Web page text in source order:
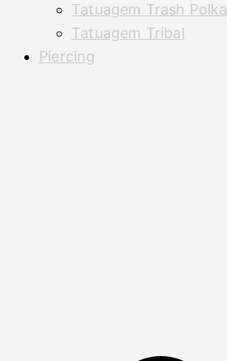
Tatuagem Trash Polka
Tatuagem Tribal
Piercing